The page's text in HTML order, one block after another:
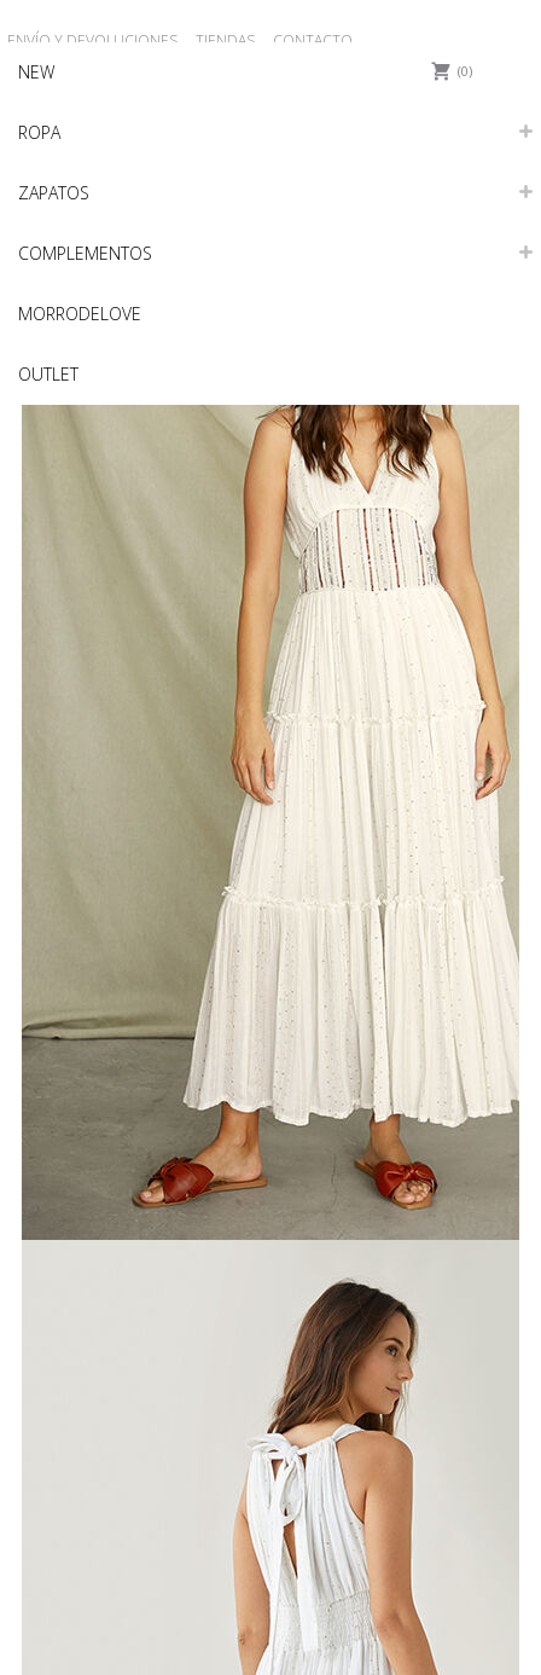
0
ENVÍO Y DEVOLUCIONES TIENDAS CONTACTO
NEW
ROPA
ZAPATOS
COMPLEMENTOS
MORRODELOVE
OUTLET